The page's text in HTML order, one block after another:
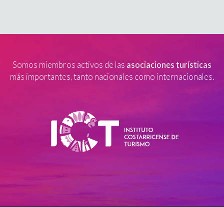
Somos miembros activos de las asociaciones turísticas
más importantes, tanto nacionales como internacionales.